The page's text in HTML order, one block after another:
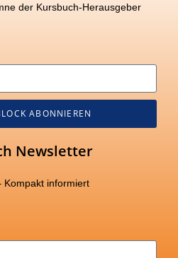
der Kursbuch-Herausgeber
ABONNIEREN
Newsletter
Kompakt informiert